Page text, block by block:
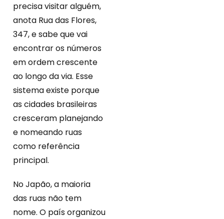
precisa visitar alguém,
anota Rua das Flores,
347, e sabe que vai
encontrar os números
em ordem crescente
ao longo da via. Esse
sistema existe porque
as cidades brasileiras
cresceram planejando
e nomeando ruas
como referência
principal.
No Japão, a maioria
das ruas não tem
nome. O país organizou